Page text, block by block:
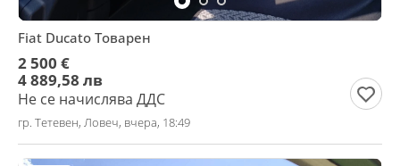
Fiat Ducato Товарен
2 500 €
4 889,58 лв
Не се начислява ДДС
гр. Тетевен, Ловеч, вчера, 18:49